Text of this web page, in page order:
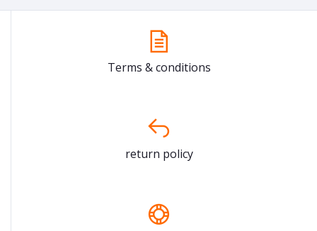
Terms & conditions
return policy